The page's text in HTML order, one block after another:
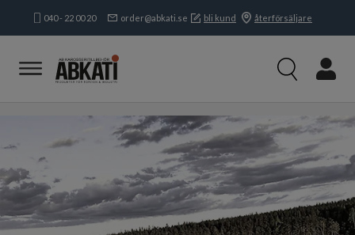
040 - 22 00 20 order@abkati.se bli kund återförsäljare
Produkter
Kampanjer
Kundservice & Kontakt
Om oss
Om Abkati